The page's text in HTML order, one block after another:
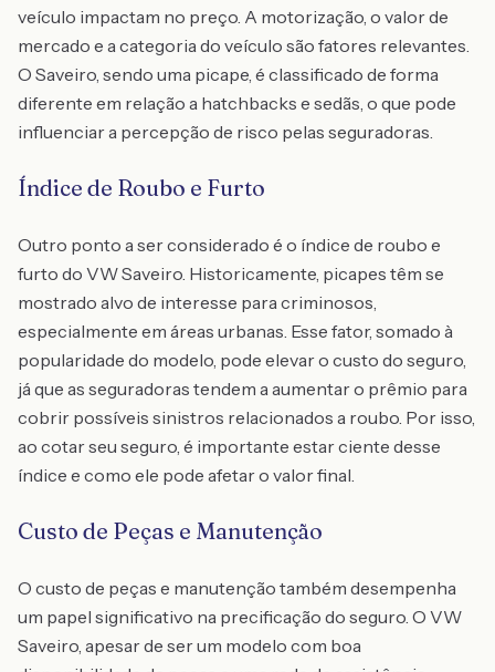
veículo impactam no preço. A motorização, o valor de
mercado e a categoria do veículo são fatores relevantes.
O Saveiro, sendo uma picape, é classificado de forma
diferente em relação a hatchbacks e sedãs, o que pode
influenciar a percepção de risco pelas seguradoras.
Índice de Roubo e Furto
Outro ponto a ser considerado é o índice de roubo e
furto do VW Saveiro. Historicamente, picapes têm se
mostrado alvo de interesse para criminosos,
especialmente em áreas urbanas. Esse fator, somado à
popularidade do modelo, pode elevar o custo do seguro,
já que as seguradoras tendem a aumentar o prêmio para
cobrir possíveis sinistros relacionados a roubo. Por isso,
ao cotar seu seguro, é importante estar ciente desse
índice e como ele pode afetar o valor final.
Custo de Peças e Manutenção
O custo de peças e manutenção também desempenha
um papel significativo na precificação do seguro. O VW
Saveiro, apesar de ser um modelo com boa